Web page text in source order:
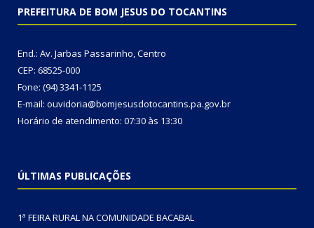
PREFEITURA DE BOM JESUS DO TOCANTINS
End.: Av. Jarbas Passarinho, Centro
CEP: 68525-000
Fone: (94) 3341-1125
E-mail: ouvidoria@bomjesusdotocantins.pa.gov.br
Horário de atendimento: 07:30 às 13:30
ÚLTIMAS PUBLICAÇÕES
1ª FEIRA RURAL NA COMUNIDADE BACABAL